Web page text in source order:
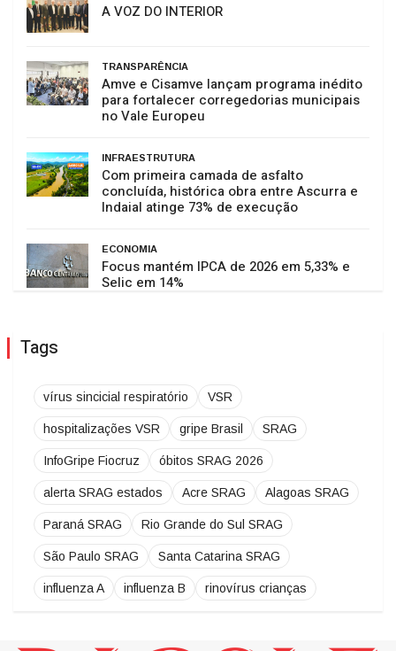
A VOZ DO INTERIOR
TRANSPARÊNCIA
Amve e Cisamve lançam programa inédito
para fortalecer corregedorias municipais
no Vale Europeu
INFRAESTRUTURA
Com primeira camada de asfalto
concluída, histórica obra entre Ascurra e
Indaial atinge 73% de execução
ECONOMIA
Focus mantém IPCA de 2026 em 5,33% e
Selic em 14%
Tags
vírus sincicial respiratório VSR
hospitalizações VSR gripe Brasil SRAG
InfoGripe Fiocruz óbitos SRAG 2026
alerta SRAG estados Acre SRAG Alagoas SRAG
Paraná SRAG Rio Grande do Sul SRAG
São Paulo SRAG Santa Catarina SRAG
influenza A influenza B rinovírus crianças